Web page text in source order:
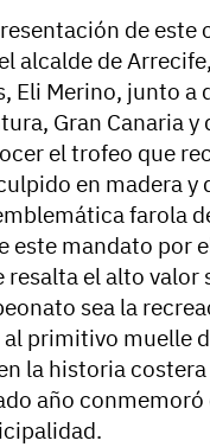
de este
alcalde de
Eli Merino, junto a
Gran Canaria
el trofeo que
en madera y
farola
este mandato por
resalta el alto
sea la
primitivo muelle
la historia
año conmemoró